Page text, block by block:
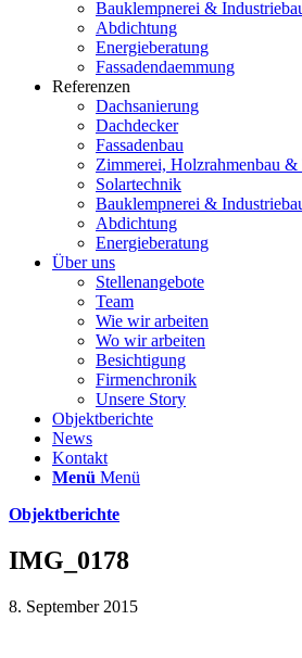
Bauklempnerei &
Abdichtung
Energieberatung
Fassadendaemmung
Referenzen
Dachsanierung
Dachdecker
Fassadenbau
Zimmerei, Holzrahmenbau &
Solartechnik
Bauklempnerei &
Abdichtung
Energieberatung
Über uns
Stellenangebote
Team
Wie wir arbeiten
Wo wir arbeiten
Besichtigung
Firmenchronik
Unsere Story
Objektberichte
News
Kontakt
Menü Menü
Objektberichte
IMG_0178
8. September 2015